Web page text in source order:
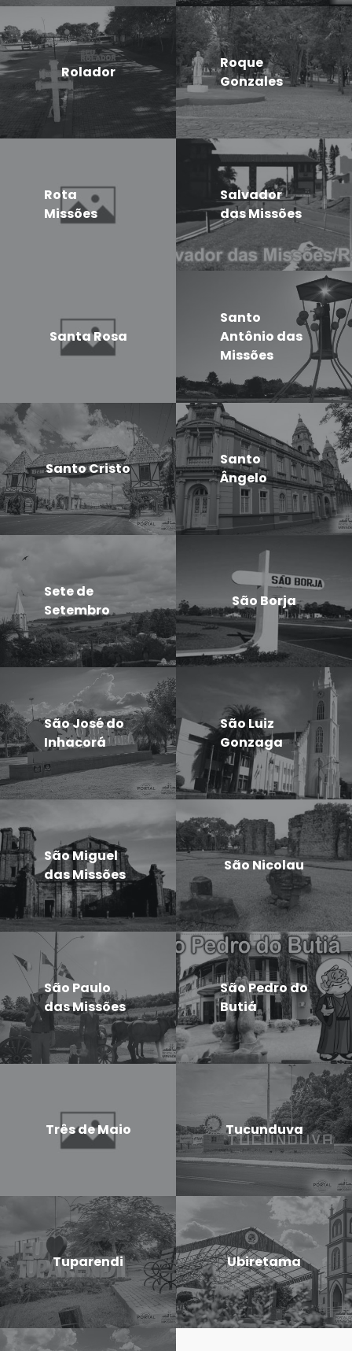
Rolador
Roque
Gonzales
Rota
Missões
Salvador
das Missões
Santa Rosa
Santo
Antônio das
Missões
Santo Cristo
Santo
Ângelo
Sete de
Setembro
São Borja
São José do
Inhacorá
São Luiz
Gonzaga
São Miguel
das Missões
São Nicolau
São Paulo
das Missões
São Pedro do
Butiá
Três de Maio Tucunduva
Tuparendi Ubiretama